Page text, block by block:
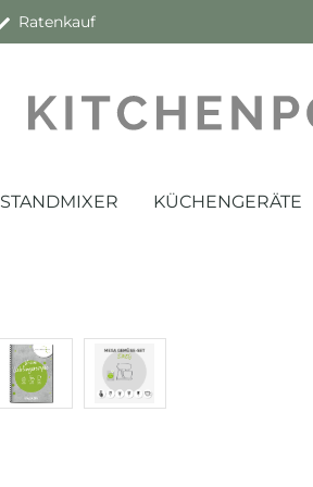
Ratenkauf
STANDMIXER KÜCHENGERÄTE